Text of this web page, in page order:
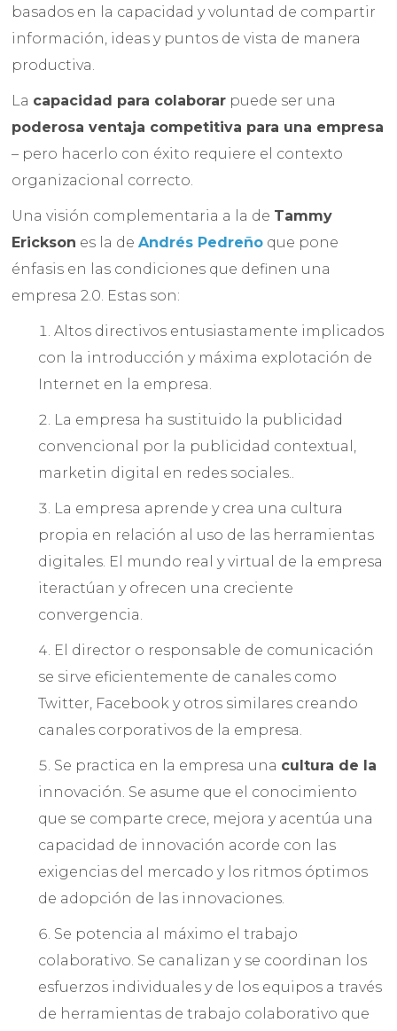
basados en la capacidad y voluntad de compartir
información, ideas y puntos de vista de manera
productiva.
La capacidad para colaborar puede ser una
poderosa ventaja competitiva para una empresa
– pero hacerlo con éxito requiere el contexto
organizacional correcto.
Una visión complementaria a la de Tammy
Erickson es la deAndrés Pedreño que pone
énfasis en las condiciones que definen una
empresa 2.0. Estas son:
Altos directivos entusiastamente implicados
con la introducción y máxima explotación de
Internet en la empresa.
La empresa ha sustituido la publicidad
convencional por la publicidad contextual,
marketin digital en redes sociales..
La empresa aprende y crea una cultura
propia en relación al uso de las herramientas
digitales. El mundo real y virtual de la empresa
iteractúan y ofrecen una creciente
convergencia.
El director o responsable de comunicación
se sirve eficientemente de canales como
Twitter, Facebook y otros similares creando
canales corporativos de la empresa.
Se practica en la empresa una cultura de la
innovación. Se asume que el conocimiento
que se comparte crece, mejora y acentúa una
capacidad de innovación acorde con las
exigencias del mercado y los ritmos óptimos
de adopción de las innovaciones.
Se potencia al máximo el trabajo
colaborativo. Se canalizan y se coordinan los
esfuerzos individuales y de los equipos a través
de herramientas de trabajo colaborativo que